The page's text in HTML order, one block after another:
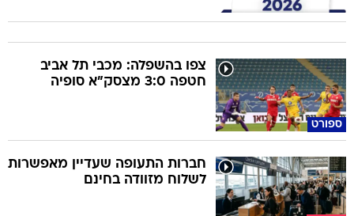
ספורט
צפו בהשפלה: מכבי תל אביב
חטפה 3:0 מצסק"א סופיה
חברות התעופה שעדיין מאפשרות
לשלוח מזוודה בחינם